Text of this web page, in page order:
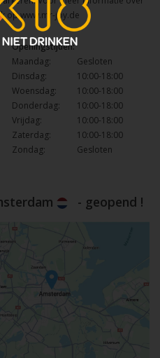
opwww.mr-joy.de
Openingstijden:
Maandag:
Gesloten
Dinsdag:
10:00-18:00
Woensdag:
10:00-18:00
Donderdag:
10:00-18:00
Vrijdag:
10:00-18:00
Zaterdag:
10:00-18:00
Zondag:
Gesloten
- geopend !